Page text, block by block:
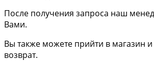
После получения запроса наш
Вами.
Вы также можете прийти в магазин и
возврат.